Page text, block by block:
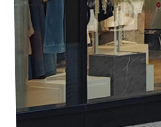
Unsere Teams in BW
Transparenz
Datenschutz